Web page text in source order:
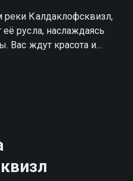
Калдаклофсквизл,
русла, наслаждаясь
Вас ждут красота и
сериала Река
совершенно